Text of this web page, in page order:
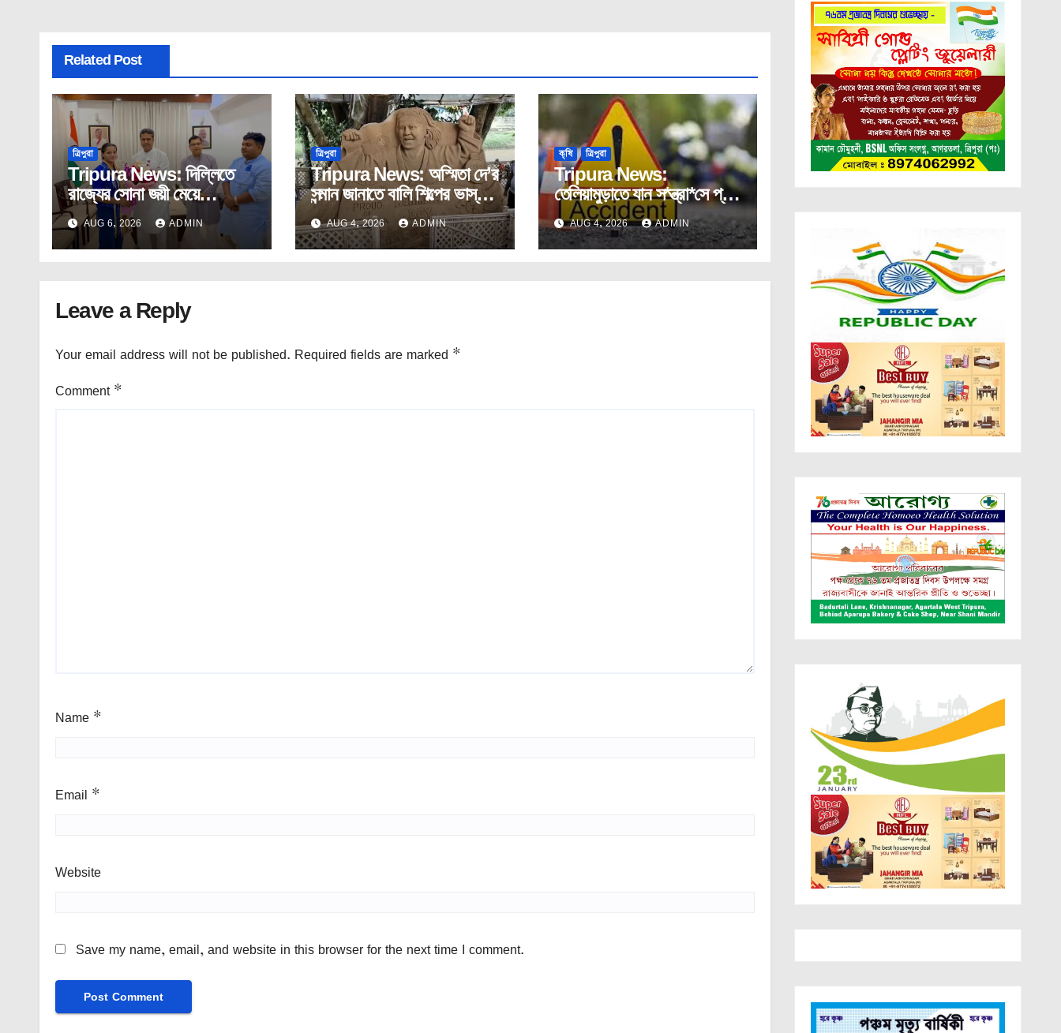
Related Post
ত্রিপুরা
Tripura News: দিল্লিতে
রাজ্যের সোনা জয়ী মেয়ে
অস্মিতাকে সংবর্ধনা মুখ্যমন্ত্রীর।
AUG 6, 2026 ADMIN
ত্রিপুরা
Tripura News: অস্মিতা দে’র
সন্মান জানাতে বালি শিল্পের ভাস্কর্য
নির্মাণ।
AUG 4, 2026 ADMIN
কৃষি ত্রিপুরা
Tripura News:
তেলিয়ামুড়াতে যান স*ন্ত্রা*সে প্রাণ
হারালেন কৃষক।
AUG 4, 2026 ADMIN
Leave a Reply
Your email address will not be published. Required fields are marked *
Comment *
Name *
Email *
Website
Save my name, email, and website in this browser for the next time I comment.